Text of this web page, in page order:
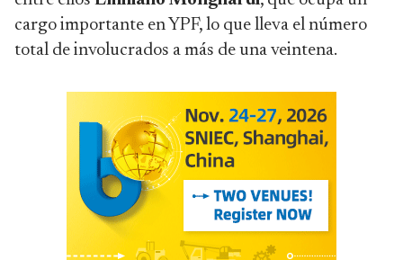
cargo importante en YPF, lo que lleva el número
total de involucrados a más de una veintena.